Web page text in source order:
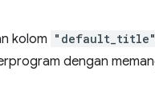
kolom "default_title"
dengan